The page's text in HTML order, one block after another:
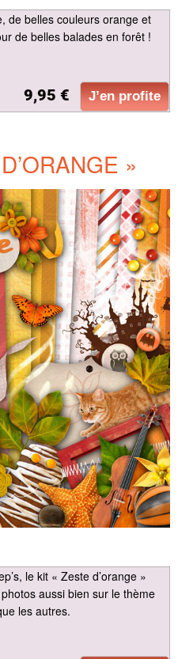
de belles couleurs orange et
de belles balades en forêt !
9,95 € J’en profite
»
le kit « Zeste d’orange »
aussi bien sur le thème
les autres.